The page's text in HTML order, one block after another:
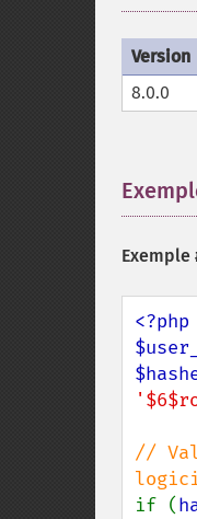
Version
8.0.0
Exemple
<?php
//
if (